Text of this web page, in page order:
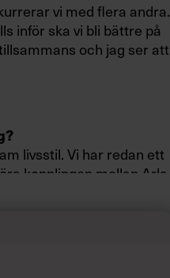
vi med flera andra.
inför ska vi bli bättre på
och jag ser att
livsstil. Vi har redan ett
kopplingen mellan Arla